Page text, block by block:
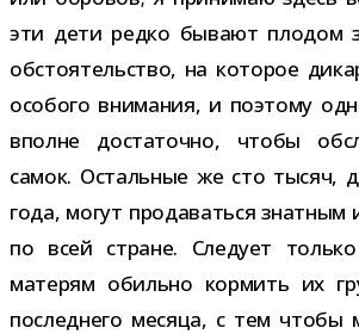
эти дети редко бывают пло­дом
обсто­я­тель­ство, на кото­рое
осо­бого вни­ма­ния, и поэтому
вполне доста­точно, чтобы
самок. Остальные же сто тысяч,
года, могут про­да­ваться
по всей стране. Следует
мате­рям обильно кор­мить их
послед­него месяца, с тем